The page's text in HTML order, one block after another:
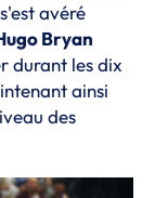
s'est avéré
Bryan
durant les dix
ainsi
des